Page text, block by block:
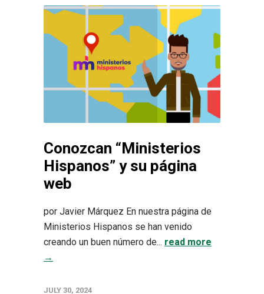
Conozcan “Ministerios
Hispanos” y su página
web
por Javier Márquez En nuestra página de
Ministerios Hispanos se han venido
creando un buen número de... read more
→
JULY 30, 2024